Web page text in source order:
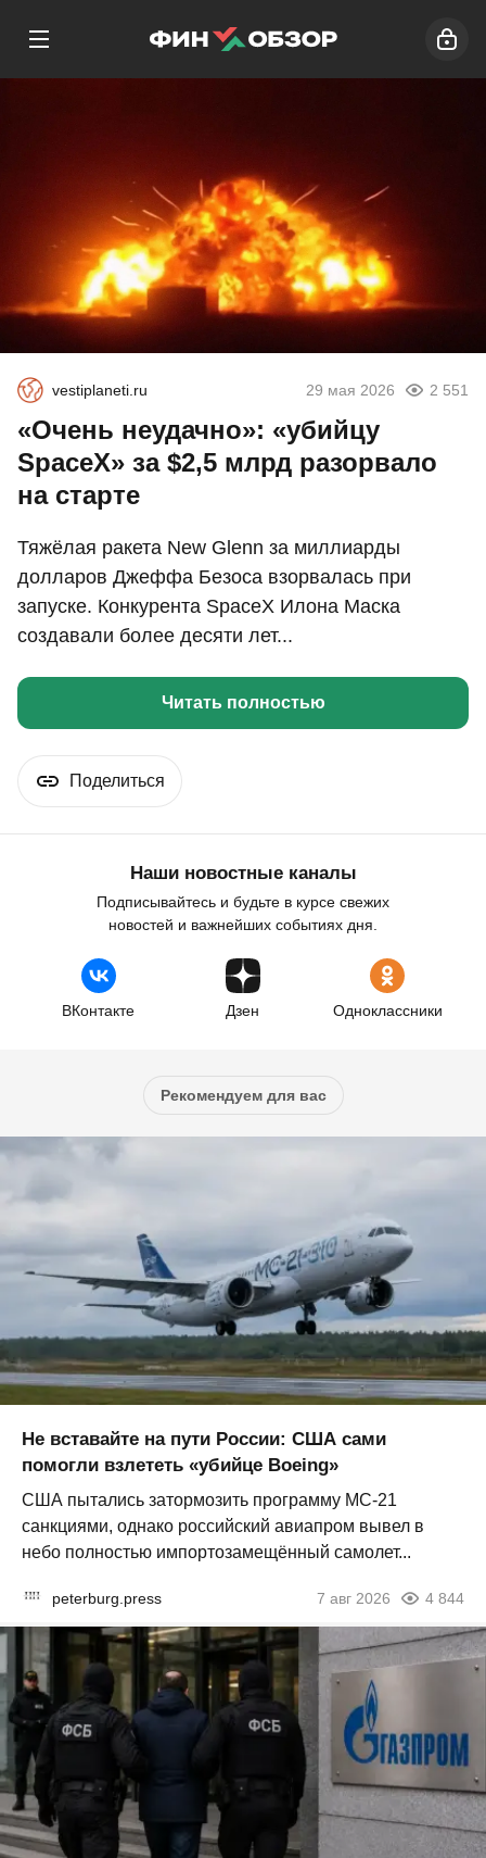
vestiplaneti.ru 29 мая 2026 2 551
«Очень неудачно»: «убийцу
SpaceX» за $2,5 млрд разорвало
на старте
Тяжёлая ракета New Glenn за миллиарды
долларов Джеффа Безоса взорвалась при
запуске. Конкурента SpaceX Илона Маска
создавали более десяти лет...
Читать полностью
Поделиться
Наши новостные каналы
Подписывайтесь и будьте в курсе свежих
новостей и важнейших событиях дня.
ВКонтакте Дзен Одноклассники
Рекомендуем для вас
Не вставайте на пути России: США сами
помогли взлететь «убийце Boeing»
США пытались затормозить программу МС-21
санкциями, однако российский авиапром вывел в
небо полностью импортозамещённый самолет...
peterburg.press 7 авг 2026 4 844